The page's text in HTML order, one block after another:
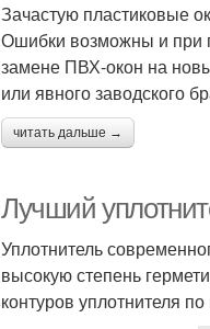
Зачастую пластиковые
Ошибки возможны и при
замене ПВХ-окон на
или явного заводского
читать дальше →
Лучший
Уплотнитель
высокую степень
контуров уплотнителя